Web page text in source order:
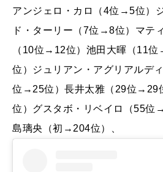
アンジェロ・カロ（4位→5位）
ド・ターリー（7位→8位）マテ
（10位→12位）池田大暉（11
位）ジュリアン・アグリアルデ
位→25位）長井太雅（29位→29
位）グスタボ・リベイロ（55
島璃央（初→204位）、